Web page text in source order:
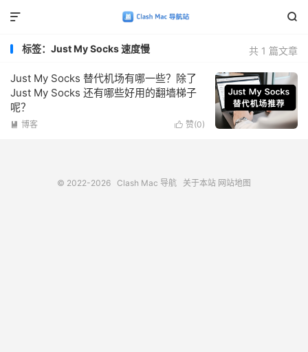


共 1 篇文章
标签：Just My Socks 速度慢
Just My Socks 替代机场有哪一些？除了
Just My Socks 还有哪些好用的翻墙梯子
呢？
 赞(0)
 博客
© 2022-2026 Clash Mac 导航 关于本站 网站地图